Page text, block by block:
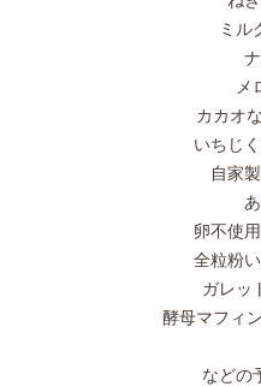
ミル
ナ
メ
カカオ
いちじ
自家製
あ
卵不使用
全粒粉い
ガレッ
酵母マフィ
などの